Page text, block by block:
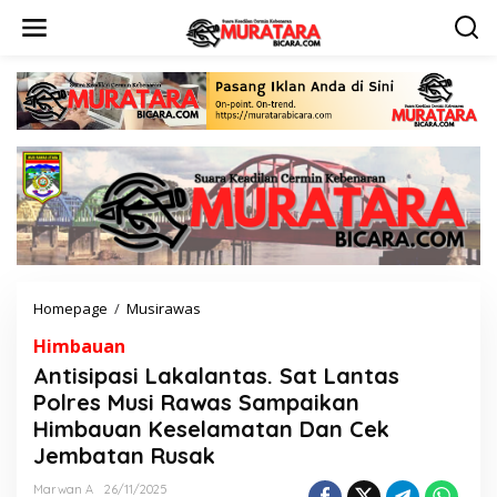
Homepage / Musirawas
i
s
i
p
a
s
Himbauan
Antisipasi Lakalantas. Sat Lantas
Polres Musi Rawas Sampaikan
Himbauan Keselamatan Dan Cek
Jembatan Rusak
Marwan A
26/11/2025